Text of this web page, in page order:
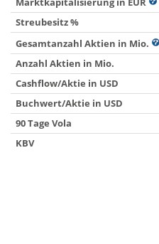
Streubesitz %
Gesamtanzahl Aktien in Mio.
Anzahl Aktien in Mio.
Cashflow/Aktie in USD
Buchwert/Aktie in USD
90 Tage Vola
KBV